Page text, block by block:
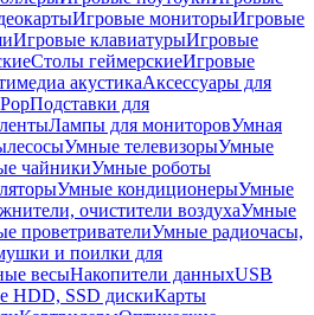
Игровые мониторыИгровые
Игровые клавиатурыИгровые
Столы геймерскиеИгровые
акустикаАксессуары для
Подставки для
Лампы для мониторовУмная
Умные телевизорыУмные
чайникиУмные роботы
Умные кондиционерыУмные
очистители воздухаУмные
проветривателиУмные радиочасы,
и поилки для
весыНакопители данныхUSB
HDD, SSD дискиКарты